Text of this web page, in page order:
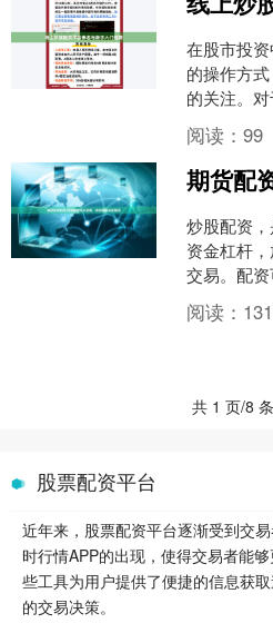
在股市投
的操作方
的关注。
的线上炒
门，是必
阅读：99
炒股配资
资金杠杆
交易。配
加了风险
资者需要
阅读： 131
共 1 页/8
股票配资平台
近年来，股票配资平台逐渐受到交
时行情APP的出现，使得交易者能
些工具为用户提供了便捷的信息获
的交易决策。